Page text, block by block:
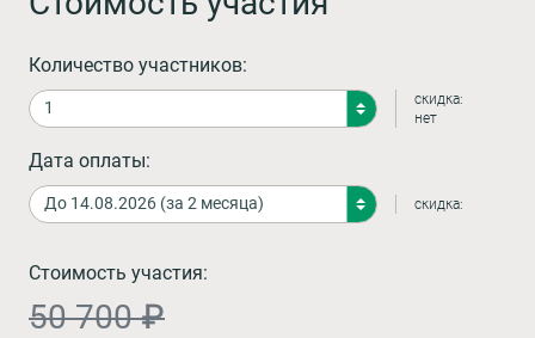
Количество участников:
скидка:
нет
Дата оплаты:
скидка:
Стоимость участия:
50 700 ₽